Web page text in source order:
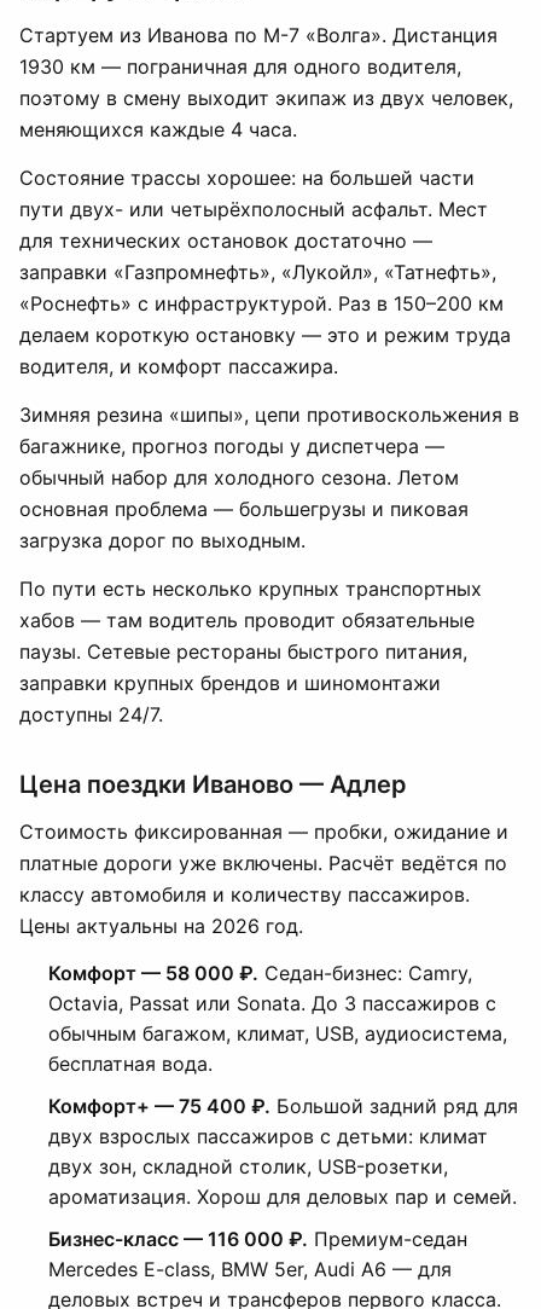
Стартуем из Иванова по М-7 «Волга». Дистанция
1930 км — пограничная для одного водителя,
поэтому в смену выходит экипаж из двух человек,
меняющихся каждые 4 часа.
Состояние трассы хорошее: на большей части
пути двух- или четырёхполосный асфальт. Мест
для технических остановок достаточно —
заправки «Газпромнефть», «Лукойл», «Татнефть»,
«Роснефть» с инфраструктурой. Раз в 150–200 км
делаем короткую остановку — это и режим труда
водителя, и комфорт пассажира.
Зимняя резина «шипы», цепи противоскольжения в
багажнике, прогноз погоды у диспетчера —
обычный набор для холодного сезона. Летом
основная проблема — большегрузы и пиковая
загрузка дорог по выходным.
По пути есть несколько крупных транспортных
хабов — там водитель проводит обязательные
паузы. Сетевые рестораны быстрого питания,
заправки крупных брендов и шиномонтажи
доступны 24/7.
Цена поездки Иваново — Адлер
Стоимость фиксированная — пробки, ожидание и
платные дороги уже включены. Расчёт ведётся по
классу автомобиля и количеству пассажиров.
Цены актуальны на 2026 год.
Комфорт — 58 000 ₽. Седан-бизнес: Camry,
Octavia, Passat или Sonata. До 3 пассажиров с
обычным багажом, климат, USB, аудиосистема,
бесплатная вода.
Комфорт+ — 75 400 ₽. Большой задний ряд для
двух взрослых пассажиров с детьми: климат
двух зон, складной столик, USB-розетки,
ароматизация. Хорош для деловых пар и семей.
Бизнес-класс — 116 000 ₽. Премиум-седан
Mercedes E-class, BMW 5er, Audi A6 — для
деловых встреч и трансферов первого класса.